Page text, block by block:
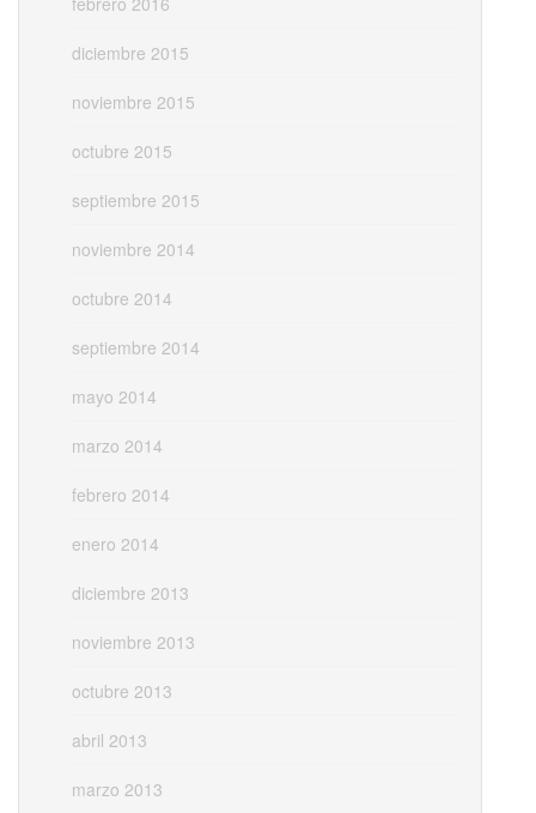
diciembre 2015
noviembre 2015
octubre 2015
septiembre 2015
noviembre 2014
octubre 2014
septiembre 2014
mayo 2014
marzo 2014
febrero 2014
enero 2014
diciembre 2013
noviembre 2013
octubre 2013
abril 2013
marzo 2013